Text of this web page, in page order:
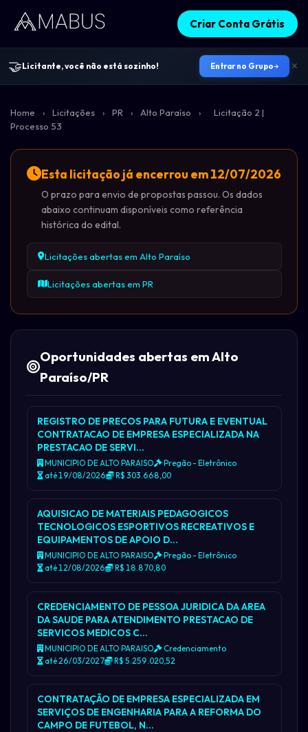
Criar Conta Grátis
🤝Licitante, você não está sozinho! Entrar no Grupo
Home › Licitações › PR › Alto Paraíso ›
Licitação 2 |
Processo 53
Esta licitação já encerrou em 12/07/2026
O prazo para envio de propostas passou. Os dados
abaixo continuam disponíveis como referência
histórica do edital.
Licitações abertas em Alto Paraíso
Licitações abertas em PR
Oportunidades abertas em Alto
Paraíso/PR
REGISTRO DE PRECOS PARA FUTURA E EVENTUAL
CONTRATACAO DE EMPRESA ESPECIALIZADA NA
PRESTACAO DE SERVI…
MUNICIPIO DE ALTO PARAISO
Pregão - Eletrônico
até 19/08/2026
R$ 303.668,00
AQUISICAO DE MATERIAIS PEDAGOGICOS
TECNOLOGICOS ESPORTIVOS RECREATIVOS E
EQUIPAMENTOS DE APOIO D…
MUNICIPIO DE ALTO PARAISO
Pregão - Eletrônico
até 12/08/2026
R$ 18.870,80
CREDENCIAMENTO DE PESSOA JURIDICA DA AREA
DA SAUDE PARA ATENDIMENTO PRESTACAO DE
SERVICOS MEDICOS C…
MUNICIPIO DE ALTO PARAISO
Credenciamento
até 26/03/2027
R$ 5.259.020,52
CONTRATAÇÃO DE EMPRESA ESPECIALIZADA EM
SERVIÇOS DE ENGENHARIA PARA A REFORMA DO
CAMPO DE FUTEBOL, N…